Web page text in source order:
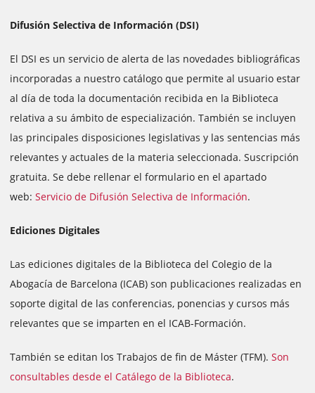
Difusión Selectiva de Información (DSI)
El DSI es un servicio de alerta de las novedades bibliográficas
incorporadas a nuestro catálogo que permite al usuario estar
al día de toda la documentación recibida en la Biblioteca
relativa a su ámbito de especialización. También se incluyen
las principales disposiciones legislativas y las sentencias más
relevantes y actuales de la materia seleccionada. Suscripción
gratuita. Se debe rellenar el formulario en el apartado
web: Servicio de Difusión Selectiva de Información.
Ediciones Digitales
Las ediciones digitales de la Biblioteca del Colegio de la
Abogacía de Barcelona (ICAB) son publicaciones realizadas en
soporte digital de las conferencias, ponencias y cursos más
relevantes que se imparten en el ICAB-Formación.
También se editan los Trabajos de fin de Máster (TFM). Son
consultables desde el Catálego de la Biblioteca.